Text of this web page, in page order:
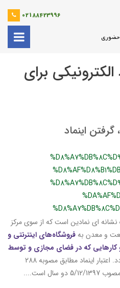
02188423996
برای
گرفتن اینماد
نشانه ای نمادین است که از سوی مرکز
و معدن بهفروشگاه‌های اینترنتی و
که در فضای مجازی و توسط
انجام می شود، اعطا می گردد. اعتبار اینماد مطابق مصوبه 288
است....